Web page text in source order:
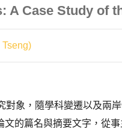
A Case Study of
象，隨學科變遷以及兩
的篇名與摘要文字，從